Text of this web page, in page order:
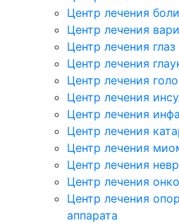
Центр лечения
Центр лечения
Центр лечения глаз
Центр лечения
Центр лечения
Центр лечения
Центр лечения
Центр лечения
Центр лечения
Центр лечения
Центр лечения
Центр лечения
аппарата